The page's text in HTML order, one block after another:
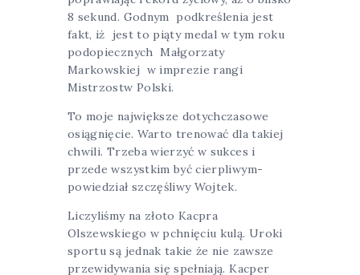
8 sekund. Godnym podkreślenia jest
fakt, iż jest to piąty medal w tym roku
podopiecznych Małgorzaty
Markowskiej w imprezie rangi
Mistrzostw Polski.
To moje największe dotychczasowe
osiągnięcie. Warto trenować dla takiej
chwili. Trzeba wierzyć w sukces i
przede wszystkim być cierpliwym-
powiedział szczęśliwy Wojtek.
Liczyliśmy na złoto Kacpra
Olszewskiego w pchnięciu kulą. Uroki
sportu są jednak takie że nie zawsze
przewidywania się spełniają. Kacper